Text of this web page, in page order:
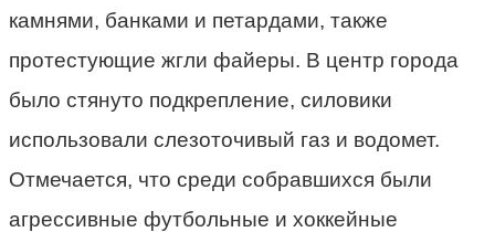
камнями, банками и петардами, также
протестующие жгли файеры. В центр города
было стянуто подкрепление, силовики
использовали слезоточивый газ и водомет.
Отмечается, что среди собравшихся были
агрессивные футбольные и хоккейные